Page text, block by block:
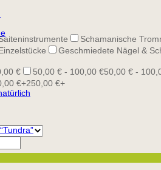
Schamanische
Geschmiedete Nägel &
€ 50,00 € - 100,00 €50,00 € -
€+250,00 €+